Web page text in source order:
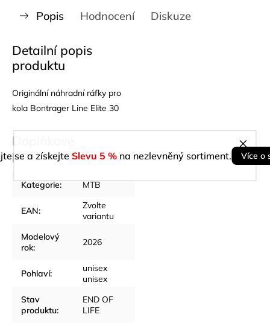
se a získejte Slevu 5 % na nezlevněný sortiment. Více o
Popis Hodnocení Diskuze
Detailní popis
produktu
Originální náhradní ráfky pro
kola Bontrager Line Elite 30
Doplňkové
parametry
Kategorie: MTB
EAN:
Zvolte
variantu
Modelový
rok: 2026
Pohlaví:
unisex
unisex
Stav
produktu:
END OF
LIFE